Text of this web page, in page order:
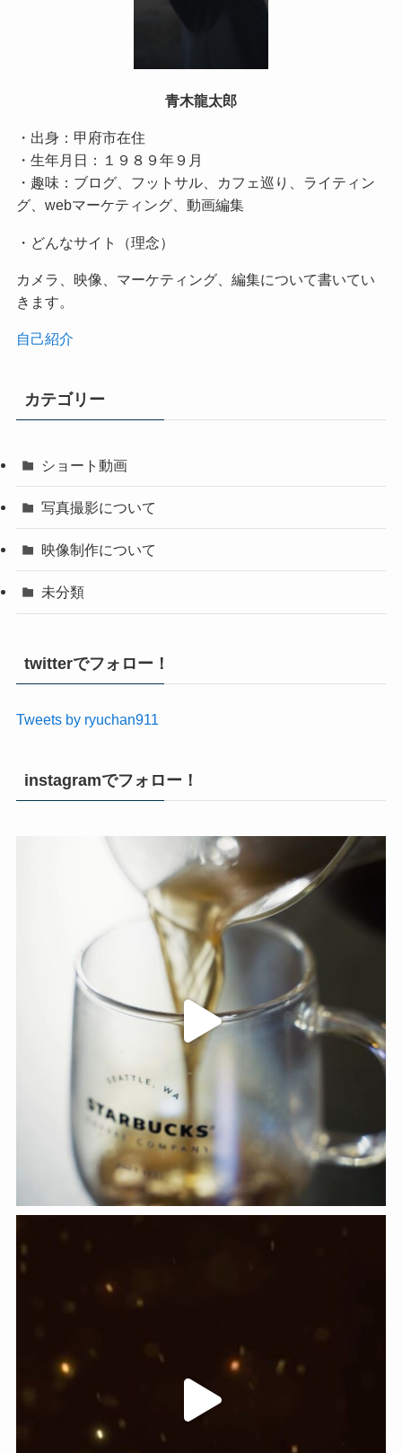
青木龍太郎
・出身：甲府市在住
・生年月日：１９８９年９月
・趣味：ブログ、フットサル、カフェ巡り、ライティン
グ、webマーケティング、動画編集
・どんなサイト（理念）
カメラ、映像、マーケティング、編集について書いてい
きます。
自己紹介
カテゴリー
ショート動画
写真撮影について
映像制作について
未分類
twitterでフォロー！
Tweets by ryuchan911
instagramでフォロー！